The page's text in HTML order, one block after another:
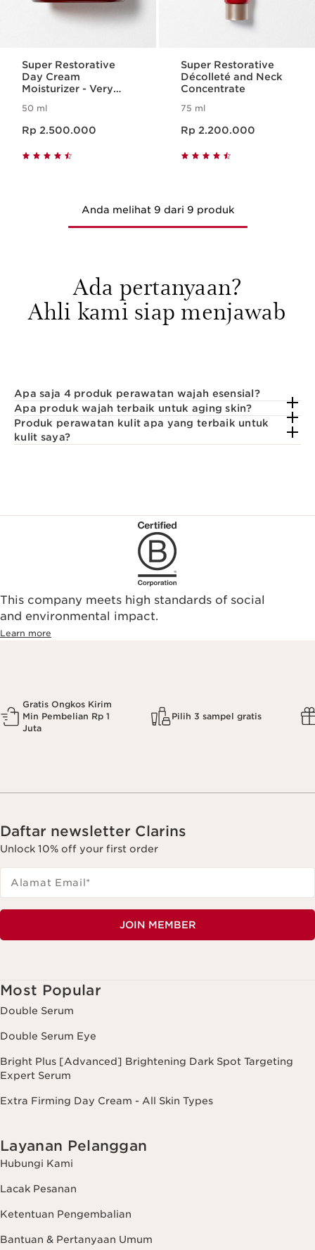
Super Restorative
Day Cream
Moisturizer - Very
50 ml
Rp 2.500.000
Super Restorative
Décolleté and Neck
Concentrate
75 ml
Rp 2.200.000
Anda melihat 9 dari 9 produk
Ada pertanyaan?
Ahli kami siap menjawab
Apa saja 4 produk perawatan wajah esensial?
Apa produk wajah terbaik untuk aging skin?
Produk perawatan kulit apa yang terbaik untuk
kulit saya?
This company meets high standards of social
and environmental impact.
Learn more
Gratis Ongkos Kirim
Min Pembelian Rp 1
Juta
Pilih 3 sampel gratis
Daftar newsletter Clarins
Unlock 10% off your first order
Alamat Email*
JOIN MEMBER
Most Popular
Double Serum
Double Serum Eye
Bright Plus [Advanced] Brightening Dark Spot Targeting
Expert Serum
Extra Firming Day Cream - All Skin Types
Layanan Pelanggan
Hubungi Kami
Lacak Pesanan
Ketentuan Pengembalian
Bantuan & Pertanyaan Umum